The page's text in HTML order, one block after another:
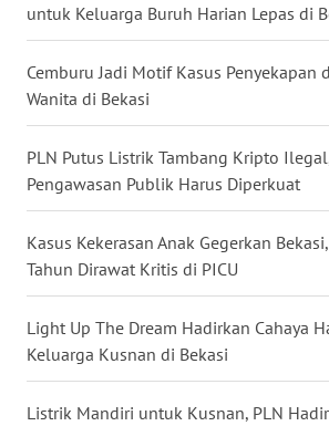
untuk Keluarga Buruh Harian Lepas di
Cemburu Jadi Motif Kasus Penyekapan
Wanita di Bekasi
PLN Putus Listrik Tambang Kripto
Pengawasan Publik Harus Diperkuat
Kasus Kekerasan Anak Gegerkan
Tahun Dirawat Kritis di PICU
Light Up The Dream Hadirkan Cahaya
Keluarga Kusnan di Bekasi
Listrik Mandiri untuk Kusnan, PLN
WN
SULSEL
WN
GORONTALO
WN
SULUT
WN
MALUT